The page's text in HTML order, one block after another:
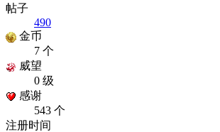
帖子
490
金币
7 个
威望
0 级
感谢
543 个
注册时间